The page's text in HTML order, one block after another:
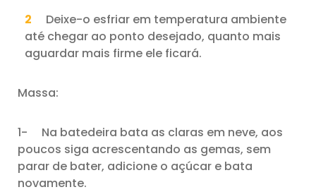
Deixe-o esfriar em temperatura ambiente
até chegar ao ponto desejado, quanto mais
aguardar mais firme ele ficará.
Massa:
1- Na batedeira bata as claras em neve, aos
poucos siga acrescentando as gemas, sem
parar de bater, adicione o açúcar e bata
novamente.